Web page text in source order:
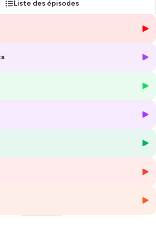
des Entraineurs pour découvrir des centaines
par des entraineurs experts. Tu pourras
entraineurs de toute discipline et tout niveau
Liste des épisodes